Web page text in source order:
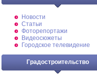
Новости
Статьи
Фоторепортажи
Видеосюжеты
Городское телевидение
Градостроительство